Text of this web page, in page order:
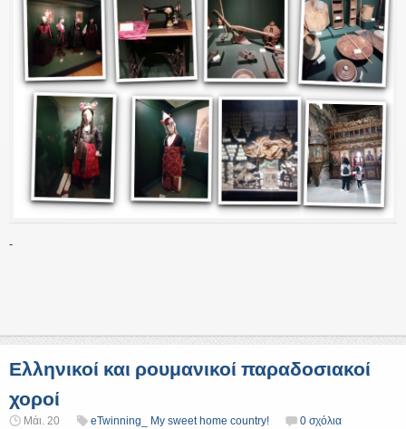
-
Ελληνικοί και ρουμανικοί παραδοσιακοί
χοροί
Μάι. 20 eTwinning_ My sweet home country! 0 σχόλια